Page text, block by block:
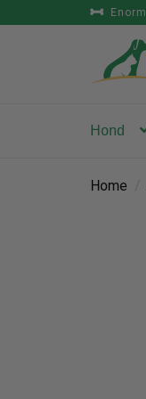
Hond
Home